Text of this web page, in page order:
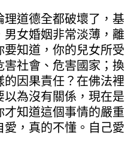
道德全都破壞了，基
女婚姻非常淡薄，離
知道，你的兒女所受
社會、危害國家；換
因果責任？在佛法裡
為沒有關係，現在是
知道這個事情的嚴重
，真的不懂。自己愛